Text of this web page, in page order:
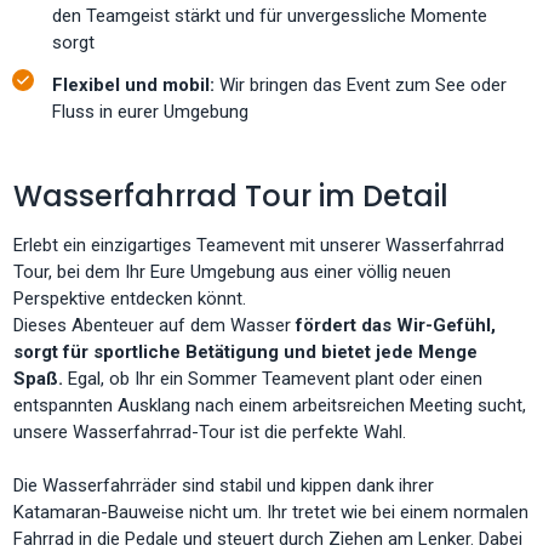
den Teamgeist stärkt und für unvergessliche Momente
sorgt
Flexibel und mobil: Wir bringen das Event zum See oder
Fluss in eurer Umgebung
Wasserfahrrad Tour im Detail
Erlebt ein einzigartiges Teamevent mit unserer Wasserfahrrad
Tour, bei dem Ihr Eure Umgebung aus einer völlig neuen
Perspektive entdecken könnt.
Dieses Abenteuer auf dem Wasserfördert das Wir-Gefühl,
sorgt für sportliche Betätigung und bietet jede Menge
Spaß. Egal, ob Ihr ein Sommer Teamevent plant oder einen
entspannten Ausklang nach einem arbeitsreichen Meeting sucht,
unsere Wasserfahrrad-Tour ist die perfekte Wahl.
Die Wasserfahrräder sind stabil und kippen dank ihrer
Katamaran-Bauweise nicht um. Ihr tretet wie bei einem normalen
Fahrrad in die Pedale und steuert durch Ziehen am Lenker. Dabei